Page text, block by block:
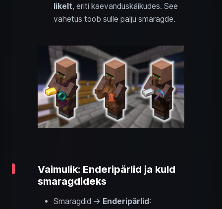
likelt, eriti kaevanduskäikudes. See
vahetus toob sulle palju smaragde.
Vaimulik: Enderipärlid ja kuld
smaragdideks
Smaragdid → Enderipärlid :